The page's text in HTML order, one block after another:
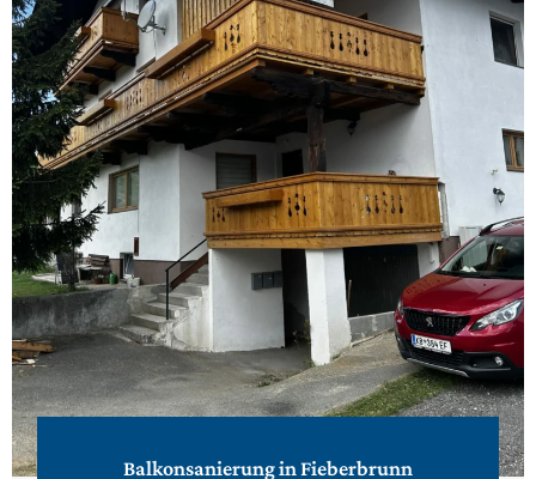
Balkonsanierung in Fieberbrunn